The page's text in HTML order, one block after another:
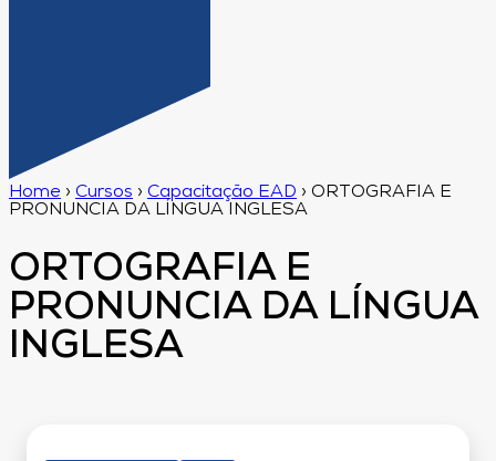
Home › Cursos › Capacitação EAD › ORTOGRAFIA E
PRONUNCIA DA LÍNGUA INGLESA
ORTOGRAFIA E
PRONUNCIA DA LÍNGUA
INGLESA